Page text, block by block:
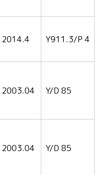
2014.4 Y911.3/P 4
2003.04 Y/D 85
2003.04 Y/D 85